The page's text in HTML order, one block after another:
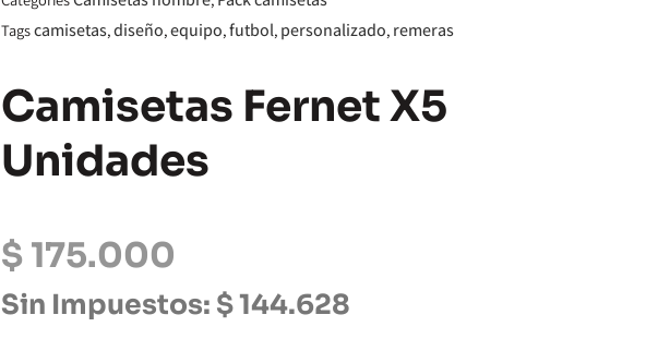
Tagscamisetas,diseño,equipo,futbol, personalizado, remeras
Camisetas Fernet X5
Unidades
$ 175.000
Sin Impuestos: $144.628